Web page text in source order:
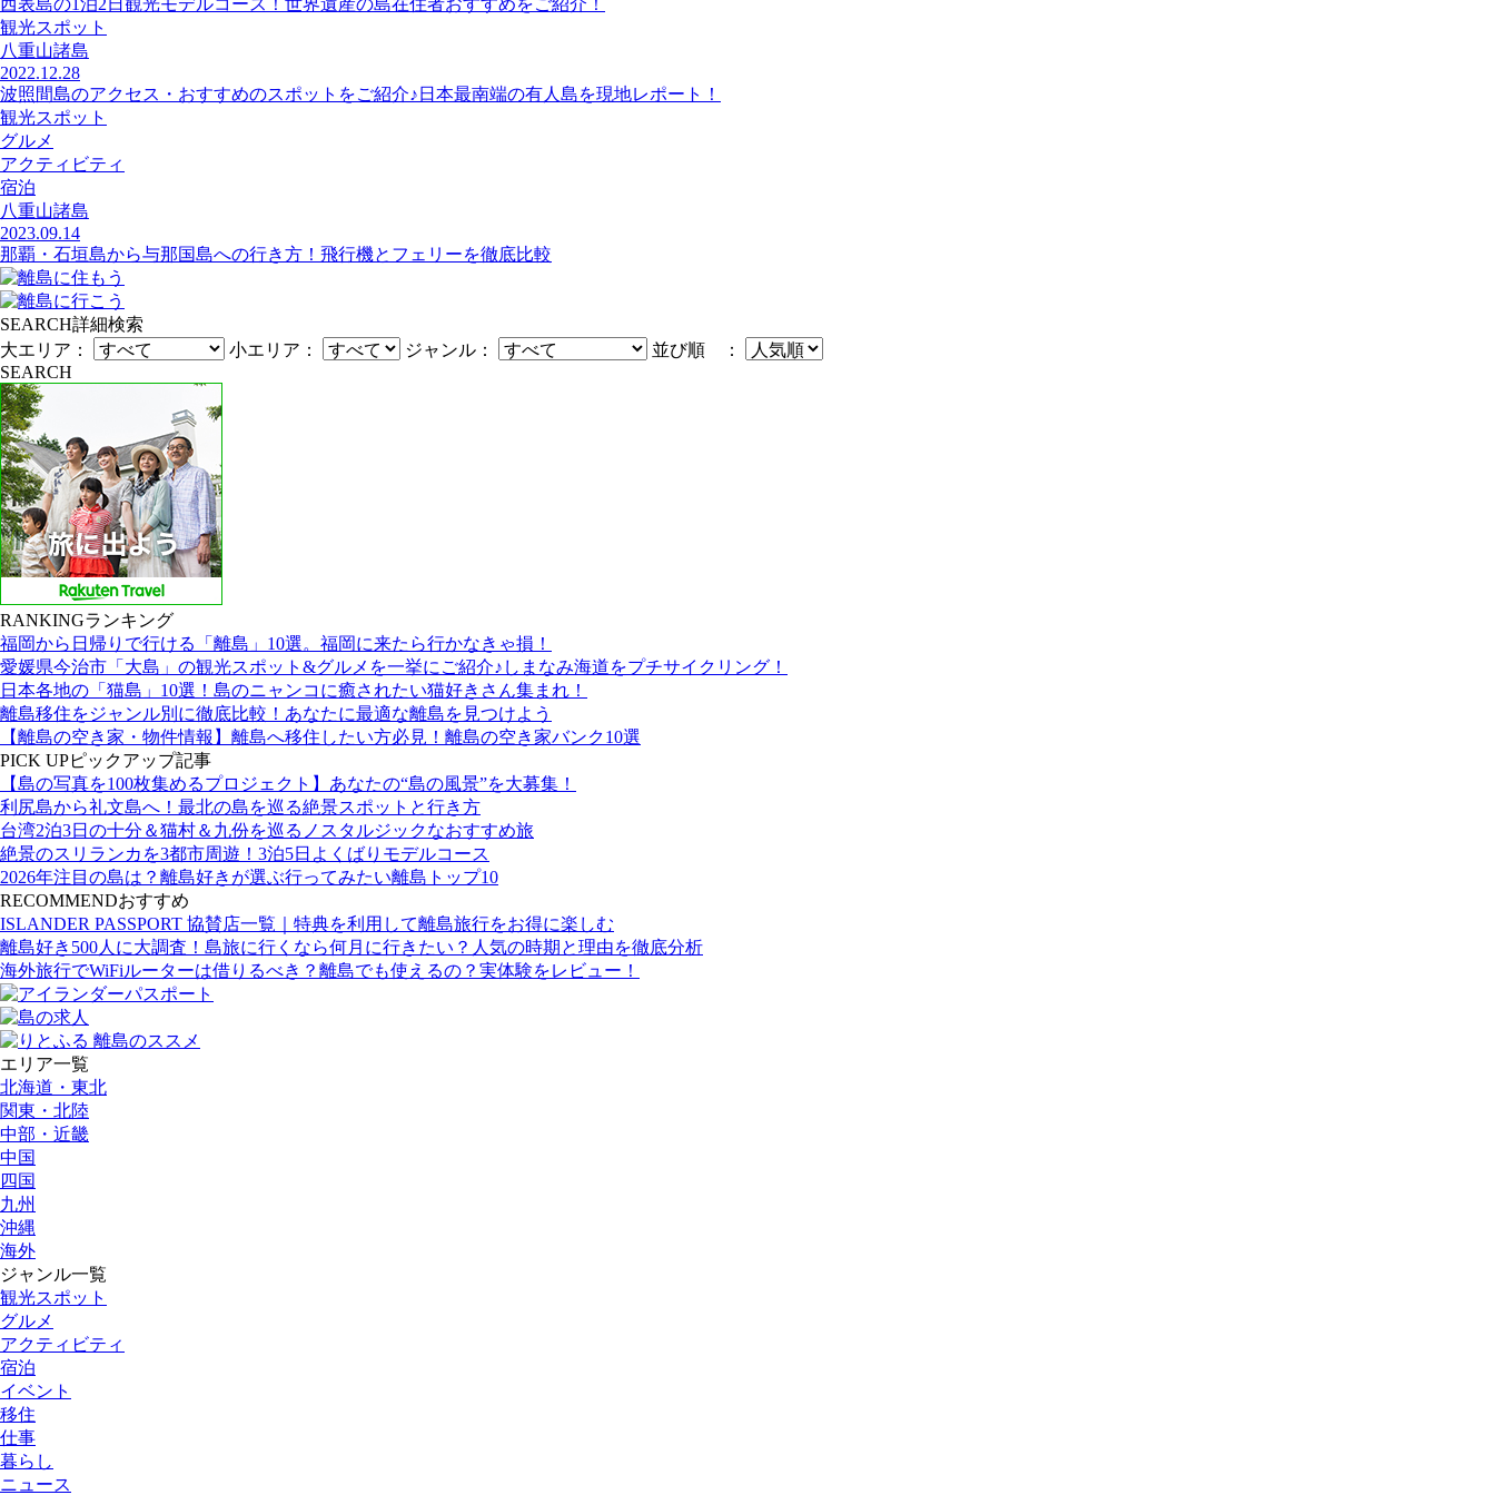
西表島の1泊2日観光モデルコース！世界遺産の島在住者おすすめをご紹介！
観光スポット
八重山諸島
2022.12.28
波照間島のアクセス・おすすめのスポットをご紹介♪日本最南端の有人島を現地レポート！
観光スポット
グルメ
アクティビティ
宿泊
八重山諸島
2023.09.14
那覇・石垣島から与那国島への行き方！飛行機とフェリーを徹底比較
SEARCH詳細検索
大エリア：
小エリア： ジャンル：
並び順 ：
SEARCH
RANKINGランキング
福岡から日帰りで行ける「離島」10選。福岡に来たら行かなきゃ損！
愛媛県今治市「大島」の観光スポット&グルメを一挙にご紹介♪しまなみ海道をプチサイクリング！
日本各地の「猫島」10選！島のニャンコに癒されたい猫好きさん集まれ！
離島移住をジャンル別に徹底比較！あなたに最適な離島を見つけよう
【離島の空き家・物件情報】離島へ移住したい方必見！離島の空き家バンク10選
PICK UPピックアップ記事
【島の写真を100枚集めるプロジェクト】あなたの“島の風景”を大募集！
利尻島から礼文島へ！最北の島を巡る絶景スポットと行き方
台湾2泊3日の十分＆猫村＆九份を巡るノスタルジックなおすすめ旅
絶景のスリランカを3都市周遊！3泊5日よくばりモデルコース
2026年注目の島は？離島好きが選ぶ行ってみたい離島トップ10
RECOMMENDおすすめ
ISLANDER PASSPORT 協賛店一覧｜特典を利用して離島旅行をお得に楽しむ
離島好き500人に大調査！島旅に行くなら何月に行きたい？人気の時期と理由を徹底分析
海外旅行でWiFiルーターは借りるべき？離島でも使えるの？実体験をレビュー！
エリア一覧
北海道・東北
関東・北陸
中部・近畿
中国
四国
九州
沖縄
海外
ジャンル一覧
観光スポット
グルメ
アクティビティ
宿泊
イベント
移住
仕事
暮らし
ニュース